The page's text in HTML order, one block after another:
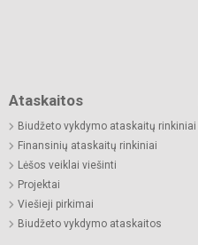
Ataskaitos
Biudžeto vykdymo ataskaitų rinkiniai
Finansinių ataskaitų rinkiniai
Lėšos veiklai viešinti
Projektai
Viešieji pirkimai
Biudžeto vykdymo ataskaitos